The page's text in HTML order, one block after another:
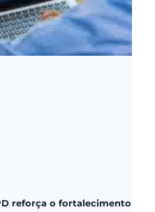
reforça o fortalecimento